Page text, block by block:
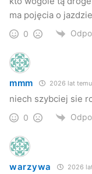
godziną 17.00.
Kierujący
trzeźwy.
ma pojęcia o
0
mmm 2026 lat temu
niech szybciej sie
0
warzywa 2026